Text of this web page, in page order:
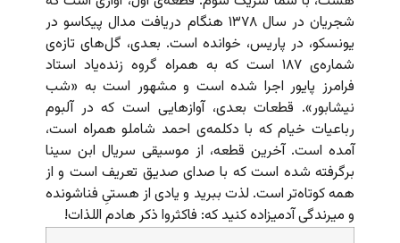
شجریان در سال ۱۳۷۸ هنگام دریافت مدال پیکاسو در
یونسکو، در پاریس، خوانده است. بعدی، گل‌های تازه‌ی
شماره‌ی ۱۸۷ است که به همراه گروه زنده‌یاد استاد
فرامرز پایور اجرا شده است و مشهور است به «شب
نیشابور». قطعات بعدی، آوازهایی است که در آلبوم
رباعیات خیام که با دکلمه‌ی احمد شاملو همراه است،
آمده است. آخرین قطعه، از موسیقی سریال ابن سینا
برگرفته شده است که با صدای صدیق تعریف است و از
همه کوتاه‌تر است. لذت ببرید و یادی از هستیِ فناشونده
و میرندگی آدمیزاده کنید که: فاکثروا ذکر هادم اللذات!